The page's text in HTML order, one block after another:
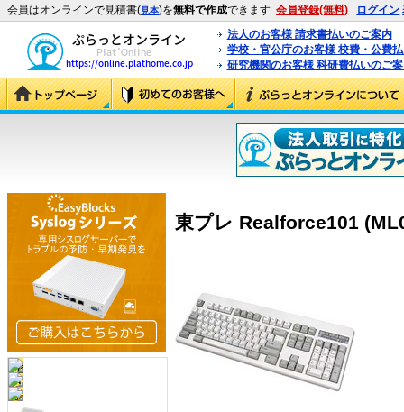
会員はオンラインで見積書(見本)を無料で作成できます 会員登録(無料) ログイン
法人のお客様 請求書払いのご案内
学校・官公庁のお客様 校費・公費
研究機関のお客様 科研費払いのご
東プレ Realforce101